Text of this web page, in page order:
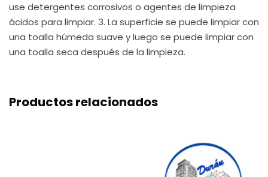
use detergentes corrosivos o agentes de limpieza
ácidos para limpiar. 3. La superficie se puede limpiar con
una toalla húmeda suave y luego se puede limpiar con
una toalla seca después de la limpieza.
Productos relacionados